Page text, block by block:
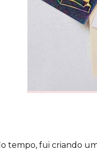
tempo, fui criando